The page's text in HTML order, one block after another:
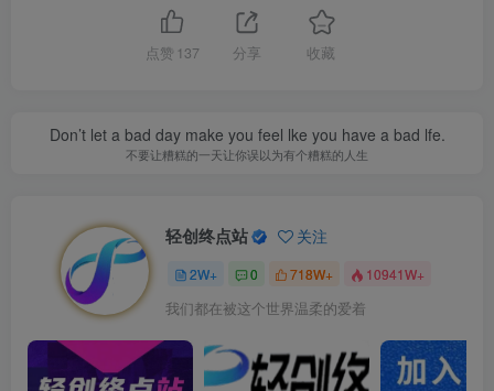
点赞 137 分享 收藏
Don’t let a bad day make you feel lke you have a bad lfe.
不要让糟糕的一天让你误以为有个糟糕的人生
轻创终点站 关注
2W+ 0 718W+ 10941W+
我们都在被这个世界温柔的爱着